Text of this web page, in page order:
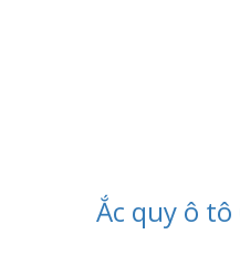
Ắc quy ô tô